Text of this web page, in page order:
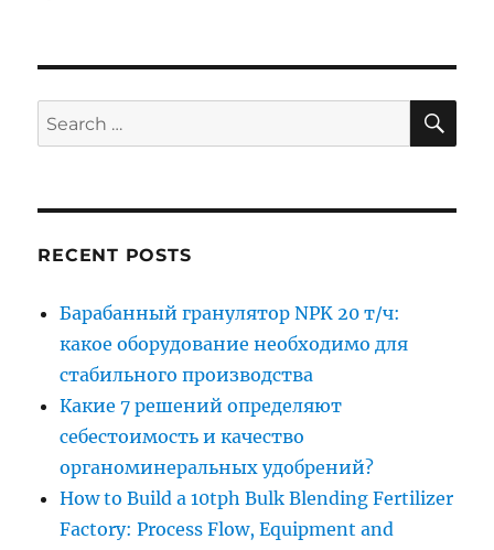
Search
for:
RECENT POSTS
Барабанный гранулятор NPK 20 т/ч:
какое оборудование необходимо для
стабильного производства
Какие 7 решений определяют
себестоимость и качество
органоминеральных удобрений?
How to Build a 10tph Bulk Blending Fertilizer
Factory: Process Flow, Equipment and